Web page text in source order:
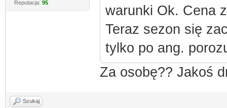
Reputacja: 95
warunki Ok. Cena
Teraz sezon się
tylko po ang.
Za osobę?? Jakoś
Szukaj